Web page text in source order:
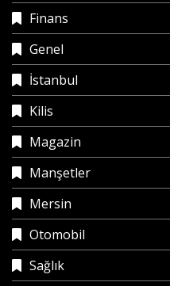
Finans
Genel
İstanbul
Kilis
Magazin
Manşetler
Mersin
Otomobil
Sağlık